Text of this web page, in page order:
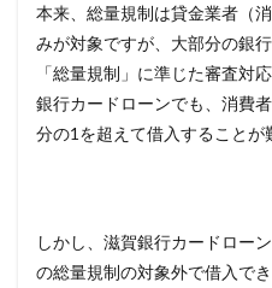
本来、総量規制は貸金業者（
みが対象ですが、大部分の銀
「総量規制」に準じた審査対
銀行カードローンでも、消費
分の1を超えて借入することが
しかし、滋賀銀行カードロー
の総量規制の対象外で借入で